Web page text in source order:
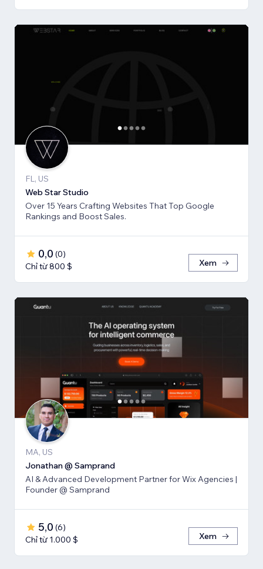
FL, US
Web Star Studio
Over 15 Years Crafting Websites That Top Google
Rankings and Boost Sales.
0,0 (0)
Chỉ từ 800 $
Xem
MA, US
Jonathan @ Samprand
AI & Advanced Development Partner for Wix Agencies |
Founder @ Samprand
5,0 (6)
Chỉ từ 1.000 $
Xem